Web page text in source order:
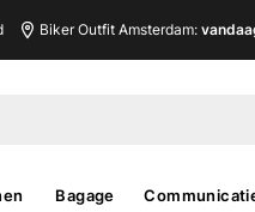
Biker Outfit Amsterdam:
Bagage